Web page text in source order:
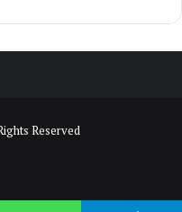
Reserved